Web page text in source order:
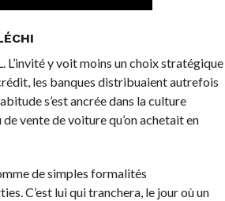
L’invité y voit moins un choix stratégique
les banques distribuaient autrefois
s’est ancrée dans la culture
vente de voiture qu’on achetait en
de simples formalités
C’est lui qui tranchera, le jour où un